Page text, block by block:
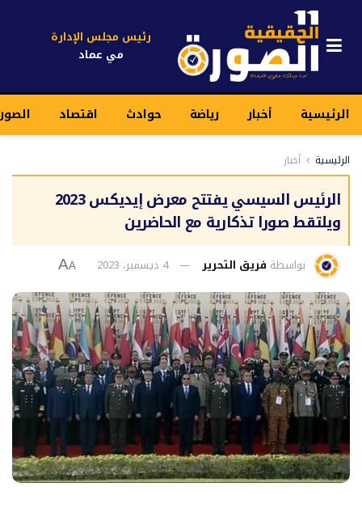
رئيس مجلس الإدارة
مي عماد
الرئيسية أخبار رياضة حوادث اقتصاد
الرئيسية أخبار
الرئيس السيسي يفتتح معرض إيديكس 2023
ويلتقط صورا تذكارية مع الحاضرين
بواسطة فريق التحرير 4 ديسمبر، 2023 A
A